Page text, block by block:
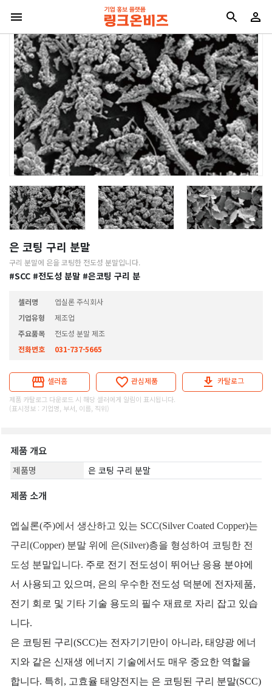
은 코팅 구리 분말
구리 분말에 은을 코팅한 전도성 분말입니다.
#SCC #전도성 분말 #은코팅 구리 분
셀러명
엡실론 주식회사
기업유형
제조업
주요품목
전도성 분말 제조
전화번호
031-737-5665
셀러홈 관심제품 카탈로그
제품 카탈로그 다운로드 시 해당 셀러에게 알림이 표시됩니다.
(표시정보 : 기업명, 부서, 이름, 직위)
제품 개요
제품명 은 코팅 구리 분말
제품 소개